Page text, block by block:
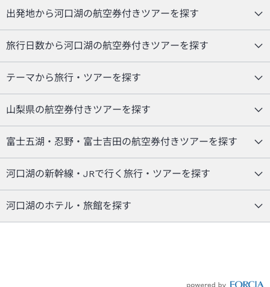
出発地から河口湖の航空券付きツアーを探す
旅行日数から河口湖の航空券付きツアーを探す
テーマから旅行・ツアーを探す
山梨県の航空券付きツアーを探す
富士五湖・忍野・富士吉田の航空券付きツアーを探す
河口湖の新幹線・JRで行く旅行・ツアーを探す
河口湖のホテル・旅館を探す